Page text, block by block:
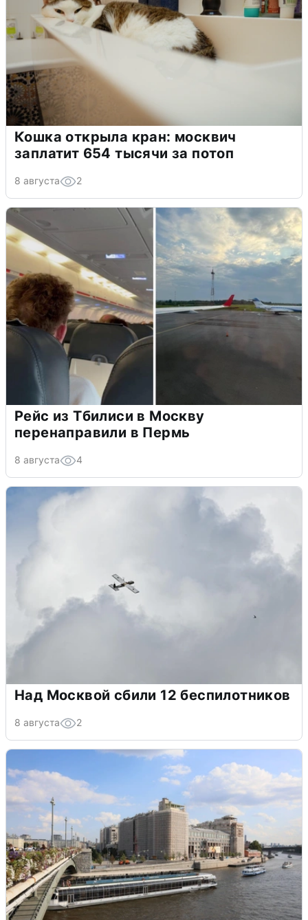
Кошка открыла кран: москвич
заплатит 654 тысячи за потоп
8 августа 2
Рейс из Тбилиси в Москву
перенаправили в Пермь
8 августа 4
Над Москвой сбили 12 беспилотников
8 августа 2